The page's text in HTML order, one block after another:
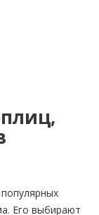
Его выбирают